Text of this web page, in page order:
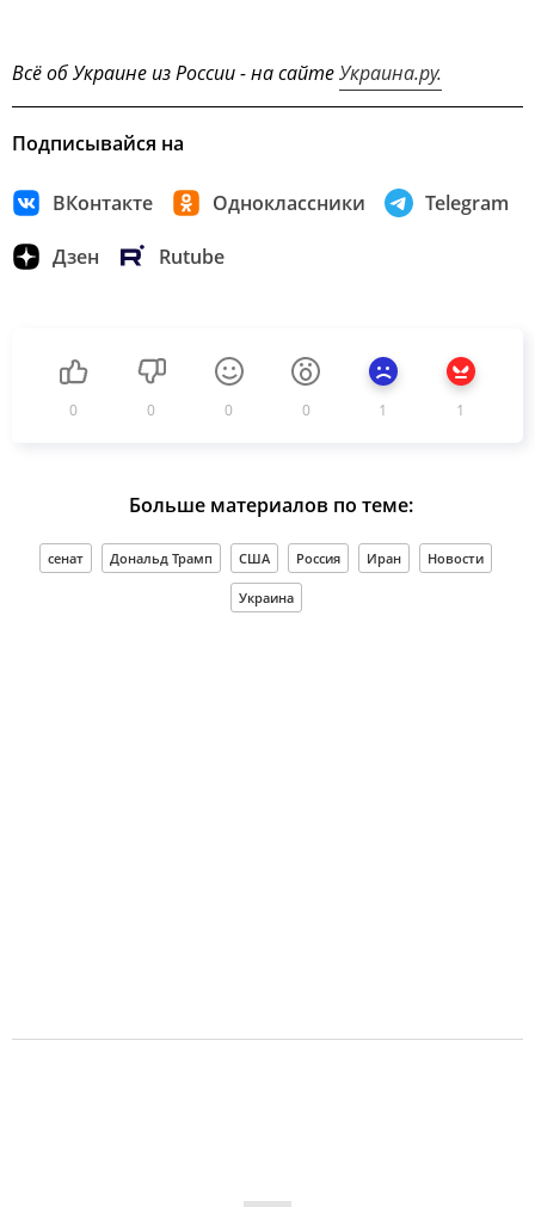
Всё об Украине из России - на сайтеУкраина.ру.
Подписывайся на
ВКонтакте Одноклассники Telegram
Дзен Rutube
0 0 0 0 1 1
Больше материалов по теме:
сенат Дональд Трамп США Россия Иран Новости
Украина